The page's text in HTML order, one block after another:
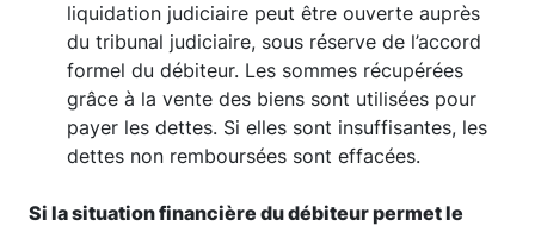
liquidation judiciaire peut être ouverte auprès
du tribunal judiciaire, sous réserve de l’accord
formel du débiteur. Les sommes récupérées
grâce à la vente des biens sont utilisées pour
payer les dettes. Si elles sont insuffisantes, les
dettes non remboursées sont effacées.
Si la situation financière du débiteur permet le